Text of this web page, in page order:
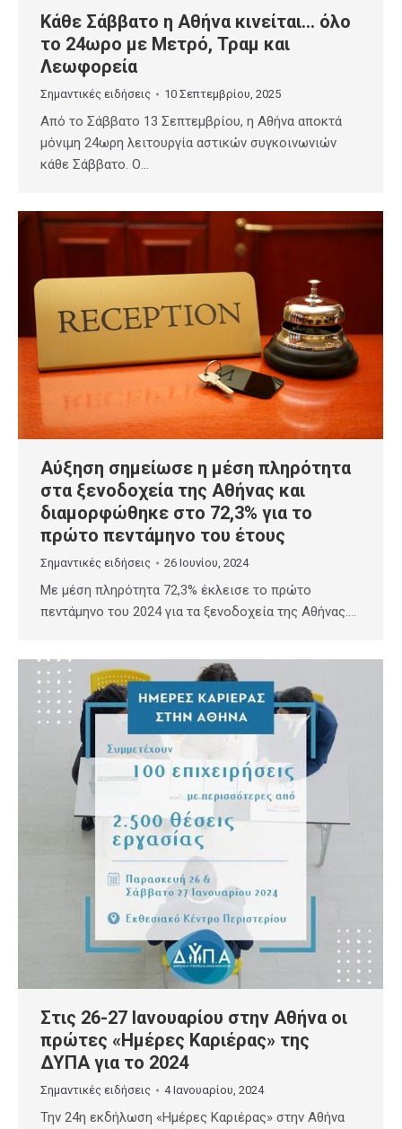
Κάθε Σάββατο η Αθήνα κινείται… όλο
το 24ωρο με Μετρό, Τραμ και
Λεωφορεία
Σημαντικές ειδήσεις 10 Σεπτεμβρίου, 2025
Από το Σάββατο 13 Σεπτεμβρίου, η Αθήνα αποκτά
μόνιμη 24ωρη λειτουργία αστικών συγκοινωνιών
κάθε Σάββατο. Ο…
Αύξηση σημείωσε η μέση πληρότητα
στα ξενοδοχεία της Αθήνας και
διαμορφώθηκε στο 72,3% για το
πρώτο πεντάμηνο του έτους
Σημαντικές ειδήσεις 26 Ιουνίου, 2024
Με μέση πληρότητα 72,3% έκλεισε το πρώτο
πεντάμηνο του 2024 για τα ξενοδοχεία της Αθήνας.…
Στις 26-27 Ιανουαρίου στην Αθήνα οι
πρώτες «Ημέρες Καριέρας» της
ΔΥΠΑ για το 2024
Σημαντικές ειδήσεις 4 Ιανουαρίου, 2024
Την 24η εκδήλωση «Ημέρες Καριέρας» στην Αθήνα